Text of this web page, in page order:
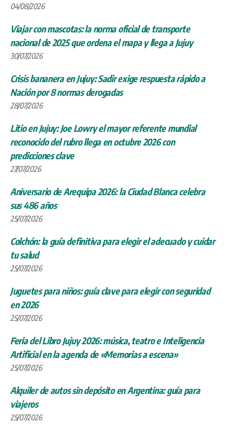
04/08/2026
Viajar con mascotas: la norma oficial de transporte
nacional de 2025 que ordena el mapa y llega a Jujuy
30/07/2026
Crisis bananera en Jujuy: Sadir exige respuesta rápido a
Nación por 8 normas derogadas
28/07/2026
Litio en Jujuy: Joe Lowry el mayor referente mundial
reconocido del rubro llega en octubre 2026 con
predicciones clave
27/07/2026
Aniversario de Arequipa 2026: la Ciudad Blanca celebra
sus 486 años
25/07/2026
Colchón: la guía definitiva para elegir el adecuado y cuidar
tu salud
25/07/2026
Juguetes para niños: guía clave para elegir con seguridad
en 2026
25/07/2026
Feria del Libro Jujuy 2026: música, teatro e Inteligencia
Artificial en la agenda de «Memorias a escena»
25/07/2026
Alquiler de autos sin depósito en Argentina: guía para
viajeros
25/07/2026